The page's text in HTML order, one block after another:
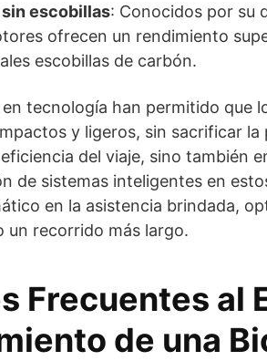
escobillas: Conocidos por su
ofrecen un rendimiento
escobillas de carbón.
tecnología han permitido que
y ligeros, sin sacrificar
del viaje, sino también
de sistemas inteligentes en
en la asistencia brindada,
un recorrido más largo.
Frecuentes al
de una